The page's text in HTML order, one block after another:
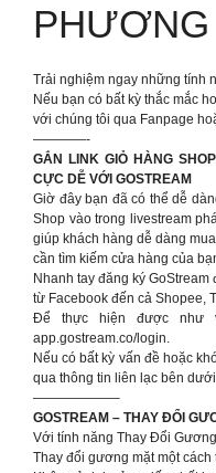
PHƯƠNG
Trải nghiệm ngay những tính
Nếu bạn có bất kỳ thắc mắc
với chúng tôi qua Fanpage
————-
GẮN LINK GIỎ HÀNG
CỰC DỄ VỚI GOSTREAM
Giờ đây bạn đã có thể dễ
Shop vào trong livestream
giúp khách hàng dễ dàng
cần tìm kiếm cửa hàng của
Nhanh tay đăng ký
từ Facebook đến cả Shopee,
Để thực hiện được như
app.gostream.co/login.
Nếu có bất kỳ vấn đề hoặc
qua thông tin liên lạc bên
——————–
GOSTREAM – THAY ĐỔI
Với tính năng Thay Đổi
Thay đổi gương mặt một